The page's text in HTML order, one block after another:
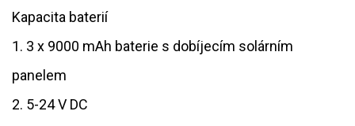
Kapacita baterií
​​1. 3 x 9000 mAh baterie s dobíjecím solárním
panelem
2. 5-24 V DC